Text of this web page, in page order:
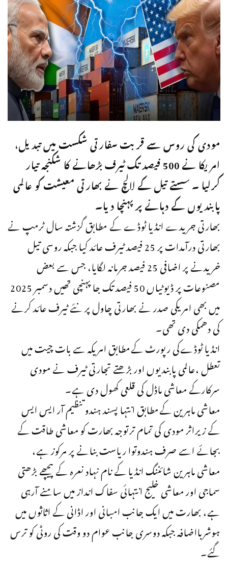
مودی کی روس سے قربت سفارتی شکست میں تبدیل،
امریکا نے 500 فیصد تک ٹیرف بڑھانے کا شکنجہ تیار
کرلیا ۔ سستے تیل کے لالچ نے بھارتی معیشت کو عالمی
پابندیوں کے دہانے پرپہنچا دیا۔
بھارتی جریدے انڈیا ٹوڈے کے مطابق گزشتہ سال ٹرمپ نے
بھارتی درآمدات پر 25 فیصد ٹیرف عائد کیا جبکہ روسی تیل
خریدنے پر اضافی 25 فیصد جرمانہ لگایا، جس سے بعض
مصنوعات پر ڈیوٹیاں 50 فیصد تک جا پہنچی تھیں دسمبر 2025
میں بھی امریکی صدر نے بھارتی چاول پر نئے ٹیرف عائد کرنے
کی دھمکی دی تھی۔
انڈیا ٹوڈےکی رپورٹ کےمطابق امریکہ سے بات چیت میں
تعطل ،عالمی پابندیوں اور بڑھتے تجارتی ٹیرف نے مودی
سرکارکے معاشی ماڈل کی قلعی کھول دی ہے۔
معاشی ماہرین کےمطابق انتہا پسند ہندو تنظیم آر ایس ایس
کے زیراثر مودی کی تمام ترتوجہ بھارت کو معاشی طاقت کے
بجائے اسے صرف ہندوتوا ریاست بنانے پر مرکوز ہے،
معاشی ماہرین شائننگ انڈیا کے نام نہاد نعرہ کے پیچھے بڑھتی
سماجی اور معاشی خلیج انتہائی سفاک انداز میں سامنے آرہی
ہے، بھارت میں ایک جانب امبانی اور اڈانی کے اثاثوں میں
ہوشربااضافہ جبکہ دوسری جانب عوام دو وقت کی روٹی کو ترس
گئے۔